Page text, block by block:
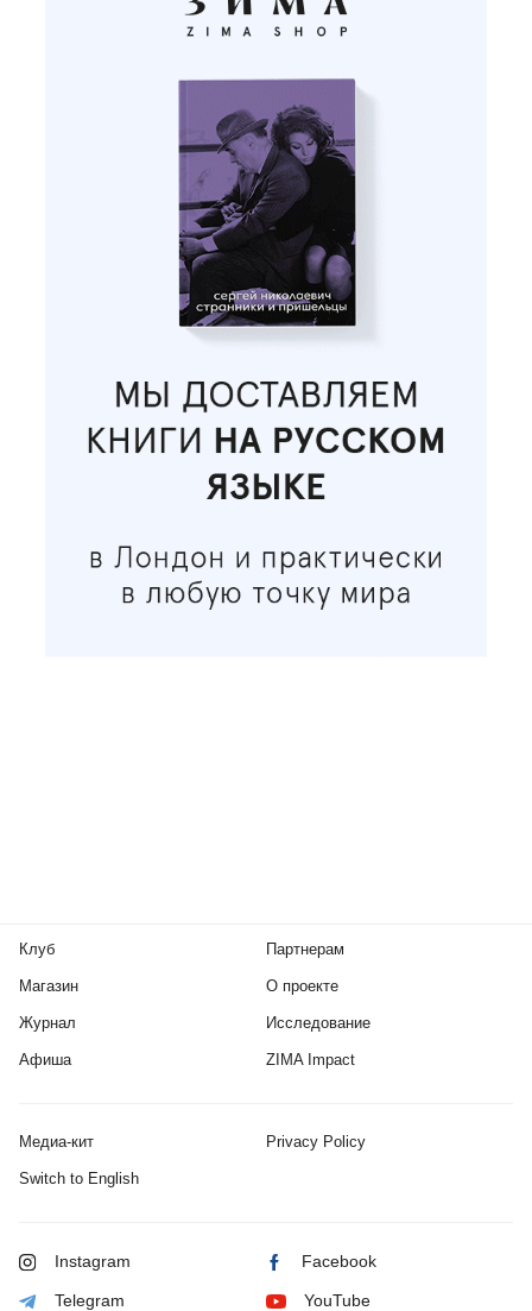
Клуб
Магазин
Журнал
Афиша
Партнерам
О проекте
Исследование
ZIMA Impact
Медиа-кит Privacy Policy
Switch to English
Instagram Facebook
Telegram YouTube